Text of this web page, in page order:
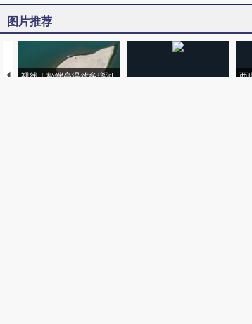
图片推荐
视线｜极端高温致多瑙河
西